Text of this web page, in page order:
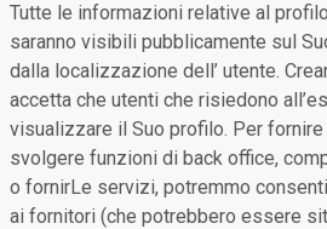
Tutte le informazioni relative al
saranno visibili pubblicamente sul
dalla localizzazione dell’ utente.
accetta che utenti che risiedono
visualizzare il Suo profilo. Per
svolgere funzioni di back office,
o fornirLe servizi, potremmo
ai fornitori (che potrebbero essere